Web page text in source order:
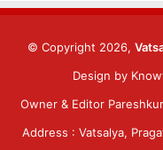
© Copyright 2026,
Design by
Owner & Editor
Address : Vatsalya,